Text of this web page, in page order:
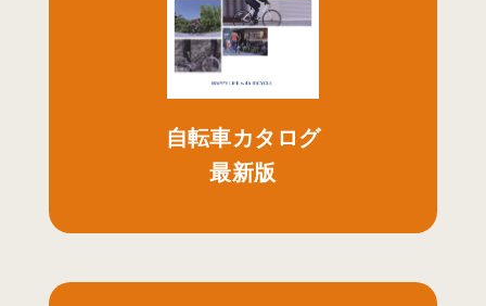
自転車カタログ
最新版